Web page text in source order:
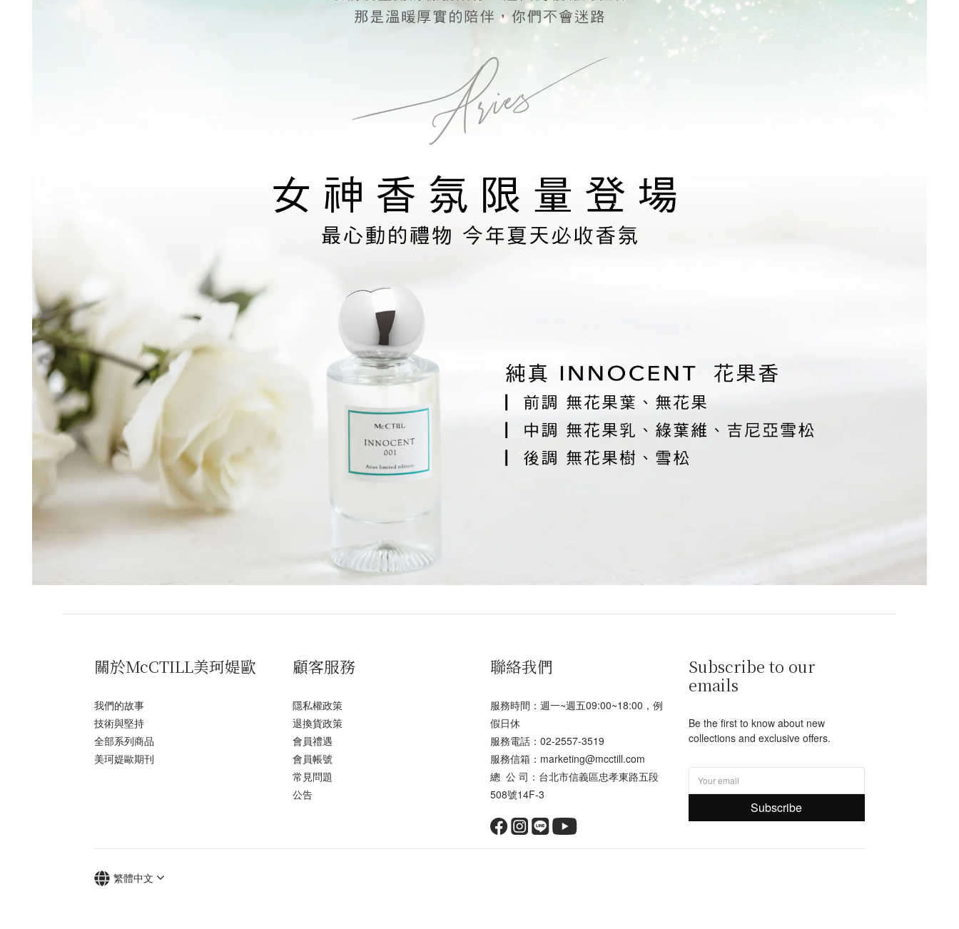
關於McCTILL美珂媞歐
我們的故事
技術與堅持
全部系列商品
美珂媞歐期刊
顧客服務
隱私權政策
退換貨政策
會員禮遇
會員帳號
常見問題
公告
聯絡我們
服務時間：週一~週五09:00~18:00，例
假日休
服務電話：02-2557-3519
服務信箱：marketing@mcctill.com
總 公 司：台北市信義區忠孝東路五段
508號14F-3
Subscribe to our
emails
Be the first to know about new
collections and exclusive offers.
Subscribe
繁體中文